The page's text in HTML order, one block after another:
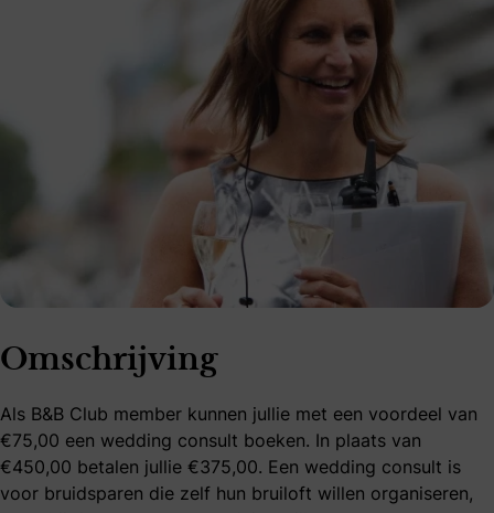
Omschrijving
Als B&B Club member kunnen jullie met een voordeel van
€75,00 een wedding consult boeken. In plaats van
€450,00 betalen jullie €375,00. Een wedding consult is
voor bruidsparen die zelf hun bruiloft willen organiseren,